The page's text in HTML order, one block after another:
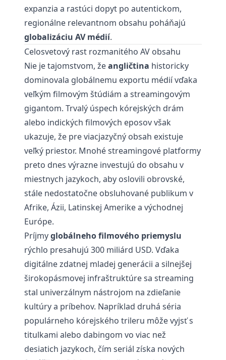
expanzia a rastúci dopyt po autentickom,
regionálne relevantnom obsahu poháňajú
globalizáciu AV médií.
Celosvetový rast rozmanitého AV obsahu
Nie je tajomstvom, žeangličtina historicky
dominovala globálnemu exportu médií vďaka
veľkým filmovým štúdiám a streamingovým
gigantom. Trvalý úspech kórejských drám
alebo indických filmových eposov však
ukazuje, že pre viacjazyčný obsah existuje
veľký priestor. Mnohé streamingové platformy
preto dnes výrazne investujú do obsahu v
miestnych jazykoch, aby oslovili obrovské,
stále nedostatočne obsluhované publikum v
Afrike, Ázii, Latinskej Amerike a východnej
Európe.
Príjmyglobálneho filmového priemyslu
rýchlo presahujú 300 miliárd USD. Vďaka
digitálne zdatnej mladej generácii a silnejšej
širokopásmovej infraštruktúre sa streaming
stal univerzálnym nástrojom na zdieľanie
kultúry a príbehov. Napríklad druhá séria
populárneho kórejského trileru môže vyjsť s
titulkami alebo dabingom vo viac než
desiatich jazykoch, čím seriál získa nových